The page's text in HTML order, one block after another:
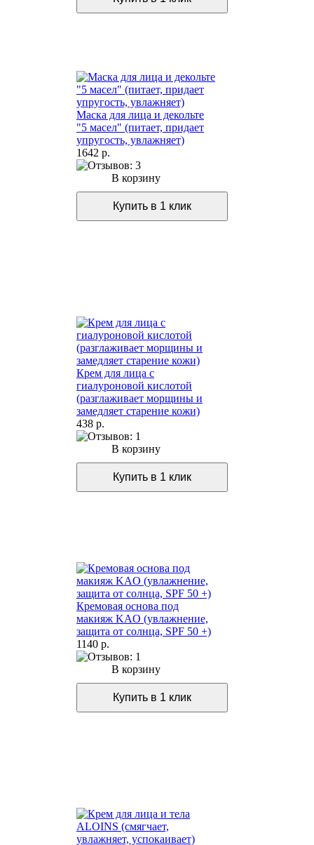
Маска для лица и декольте
"5 масел" (питает, придает
упругость, увлажняет)
1642 р.
В корзину
Крем для лица с
гиалуроновой кислотой
(разглаживает морщины и
замедляет старение кожи)
438 р.
В корзину
Кремовая основа под
макияж KAO (увлажнение,
защита от солнца, SPF 50 +)
1140 р.
В корзину